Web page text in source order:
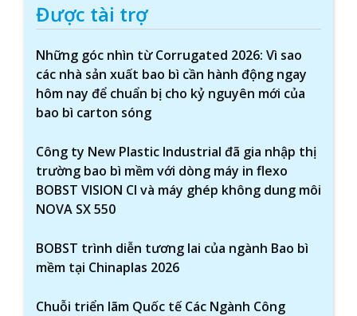
Được tài trợ
Những góc nhìn từ Corrugated 2026: Vì sao
các nhà sản xuất bao bì cần hành động ngay
hôm nay để chuẩn bị cho kỷ nguyên mới của
bao bì carton sóng
Công ty New Plastic Industrial đã gia nhập thị
trường bao bì mềm với dòng máy in flexo
BOBST VISION CI và máy ghép không dung môi
NOVA SX 550
BOBST trình diễn tương lai của ngành Bao bì
mềm tại Chinaplas 2026
Chuỗi triển lãm Quốc tế Các Ngành Công